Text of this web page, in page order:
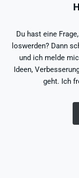
Du hast eine
loswerden? Dann
und ich melde
Ideen,
geht. Ich